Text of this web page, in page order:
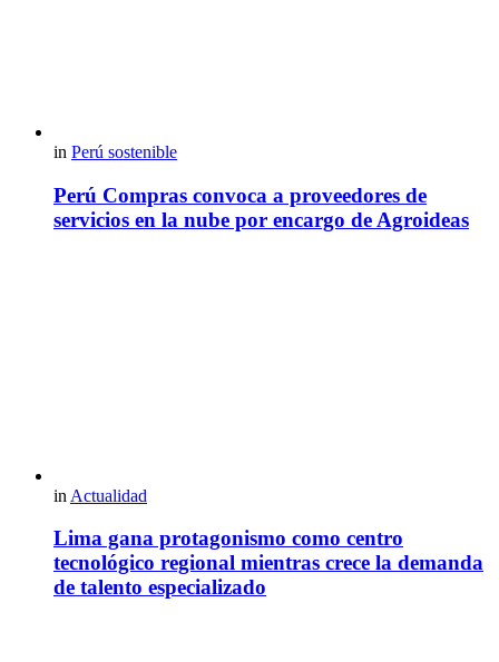
in Perú sostenible
Perú Compras convoca a proveedores de
servicios en la nube por encargo de Agroideas
in Actualidad
Lima gana protagonismo como centro
tecnológico regional mientras crece la demanda
de talento especializado